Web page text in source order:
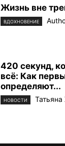
Жизнь вне
ВДОХНОВЕНИЕ
420 секунд,
всё: Как
определяют...
НОВОСТИ